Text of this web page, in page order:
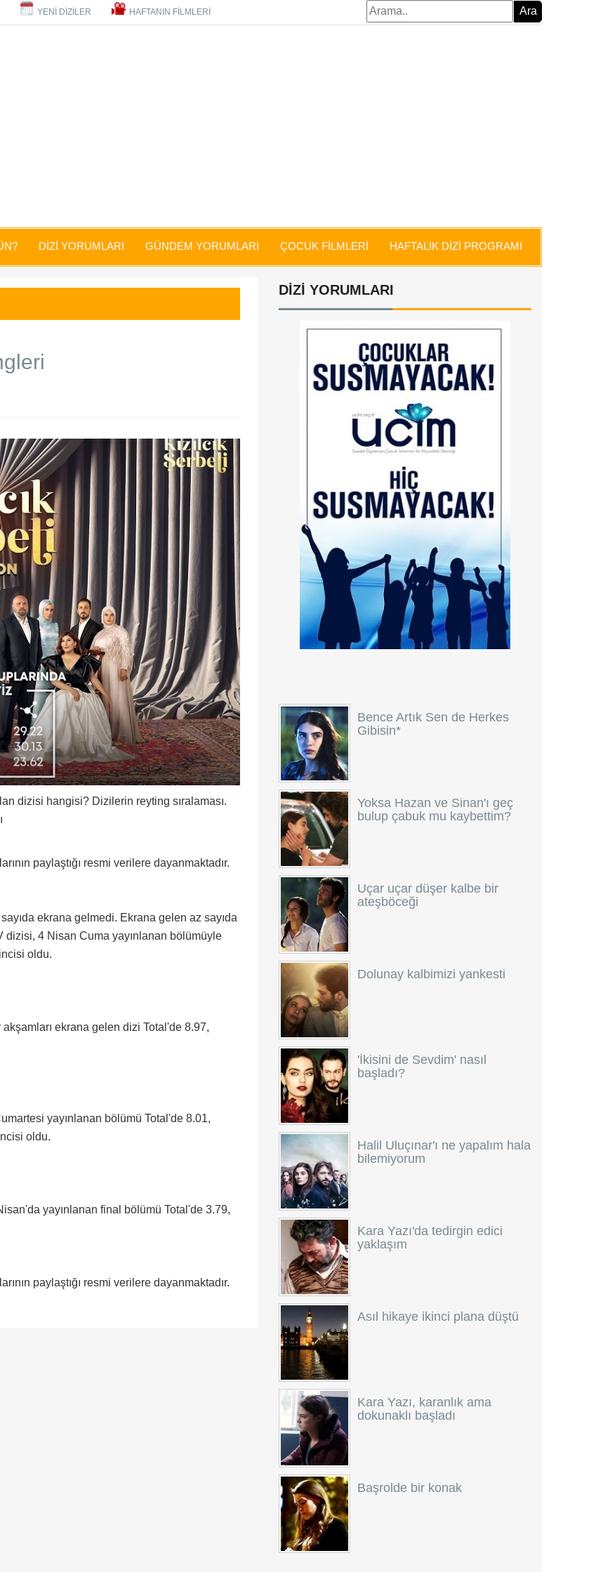
YENİ DİZİLER HAFTANIN FİLMLERİ
DİZİ YORUMLARI GÜNDEM YORUMLARI ÇOCUK FİLMLERİ HAFTALIK DİZİ PROGRAMI
dizisi hangisi? Dizilerin reyting sıralaması.
paylaştığı resmi verilere dayanmaktadır.
ekrana gelmedi. Ekrana gelen az sayıda
dizisi, 4 Nisan Cuma yayınlanan bölümüyle
oldu.
ekrana gelen dizi Total'de 8.97,
yayınlanan bölümü Total'de 8.01,
oldu.
yayınlanan final bölümü Total'de 3.79,
paylaştığı resmi verilere dayanmaktadır.
DİZİ YORUMLARI
Bence Artık Sen de Herkes
Gibisin*
Yoksa Hazan ve Sinan'ı geç
bulup çabuk mu kaybettim?
Uçar uçar düşer kalbe bir
ateşböceği
Dolunay kalbimizi yankesti
'İkisini de Sevdim' nasıl
başladı?
Halil Uluçınar'ı ne yapalım hala
bilemiyorum
Kara Yazı'da tedirgin edici
yaklaşım
Asıl hikaye ikinci plana düştü
Kara Yazı, karanlık ama
dokunaklı başladı
Başrolde bir konak